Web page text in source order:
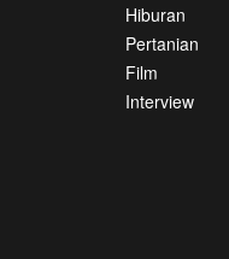
Hiburan
Pertanian
Film
Interview